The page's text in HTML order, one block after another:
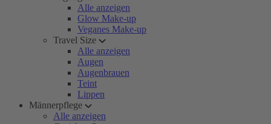
Alle anzeigen
Glow Make-up
Veganes Make-up
Travel Size
Alle anzeigen
Augen
Augenbrauen
Teint
Lippen
Männerpflege
Alle anzeigen